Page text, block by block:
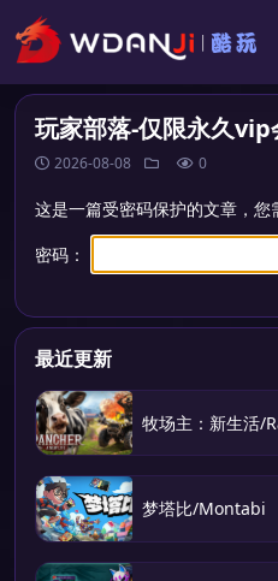
玩家部落-仅限永久vip
2026-08-08 0
这是一篇受密码保护的文章，您
密码：
最近更新
牧场主：新生活/
梦塔比/Montabi